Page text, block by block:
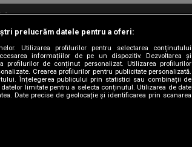
Digi Sport Contact/Info Codul etic
prelucrăm datele pentru a oferi:
Utilizarea profilurilor pentru selectarea conținutului
informațiilor de pe un dispozitiv. Dezvoltarea și
profilurilor de conținut personalizat. Utilizarea profilurilor
Crearea profilurilor pentru publicitate personalizată.
Înțelegerea publicului prin statistici sau combinații de
limitate pentru a selecta conținutul. Utilizarea de date
Date precise de geolocație și identificarea prin scanarea